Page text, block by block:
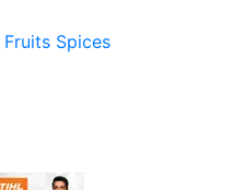
Fruits Spices